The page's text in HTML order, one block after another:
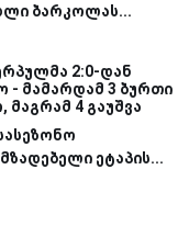
ბარკოლას...
2:0-დან
- მამარდამ 3 ბურთი
მაგრამ 4 გაუშვა
ეტაპის...